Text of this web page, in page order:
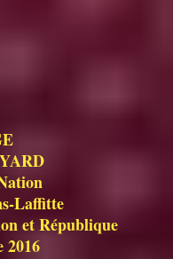
Laffitte
et République
2016